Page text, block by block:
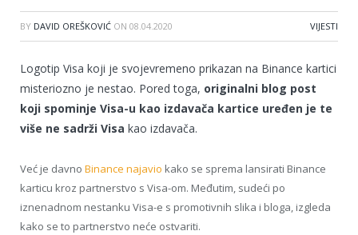
BY DAVID OREŠKOVIĆ ON 08.04.2020 VIJESTI
Logotip Visa koji je svojevremeno prikazan na Binance kartici
misteriozno je nestao. Pored toga, originalni blog post
koji spominje Visa-u kao izdavača kartice uređen je te
više ne sadrži Visa kao izdavača.
Već je davno Binance najavio kako se sprema lansirati Binance
karticu kroz partnerstvo s Visa-om. Međutim, sudeći po
iznenadnom nestanku Visa-e s promotivnih slika i bloga, izgleda
kako se to partnerstvo neće ostvariti.